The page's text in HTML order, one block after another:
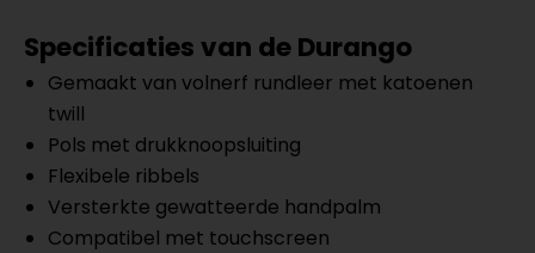
Specificaties van de Durango
Gemaakt van volnerf rundleer met katoenen
twill
Pols met drukknoopsluiting
Flexibele ribbels
Versterkte gewatteerde handpalm
Compatibel met touchscreen